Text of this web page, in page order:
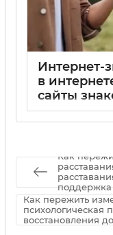
Интернет-
в
сайты
онлайн-
онлайн
02 09 2025
Как
поддержка
Как пережить
психологическая
восстановления